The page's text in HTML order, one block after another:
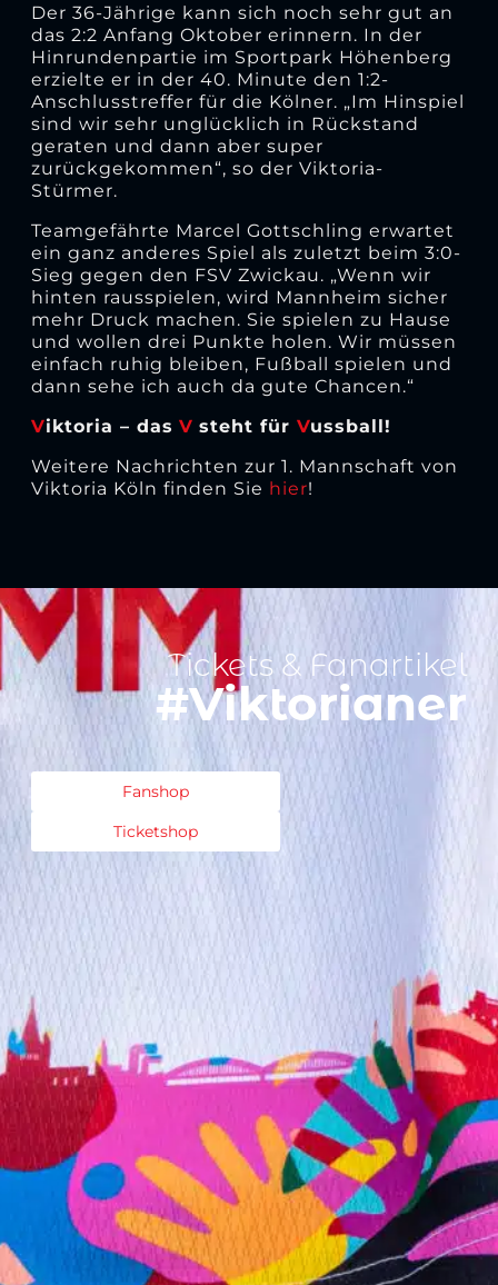
Der 36-Jährige kann sich noch sehr gut an
das 2:2 Anfang Oktober erinnern. In der
Hinrundenpartie im Sportpark Höhenberg
erzielte er in der 40. Minute den 1:2-
Anschlusstreffer für die Kölner. „Im Hinspiel
sind wir sehr unglücklich in Rückstand
geraten und dann aber super
zurückgekommen“, so der Viktoria-
Stürmer.
Teamgefährte Marcel Gottschling erwartet
ein ganz anderes Spiel als zuletzt beim 3:0-
Sieg gegen den FSV Zwickau. „Wenn wir
hinten rausspielen, wird Mannheim sicher
mehr Druck machen. Sie spielen zu Hause
und wollen drei Punkte holen. Wir müssen
einfach ruhig bleiben, Fußball spielen und
dann sehe ich auch da gute Chancen.“
Viktoria – das V steht für Vussball!
Weitere Nachrichten zur 1. Mannschaft von
Viktoria Köln finden Sie hier!
Tickets & Fanartikel
#Viktorianer
Fanshop
Ticketshop